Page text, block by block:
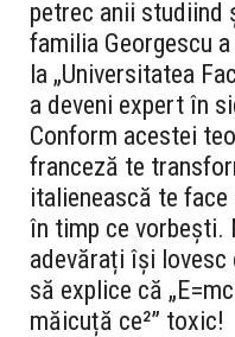
petrec anii studiind
familia Georgescu
la „Universitatea
a deveni expert în
Conform acestei
franceză te
italienească te
în timp ce vorbești.
adevărați își lovesc
să explice că
măicuță ce²” toxic!